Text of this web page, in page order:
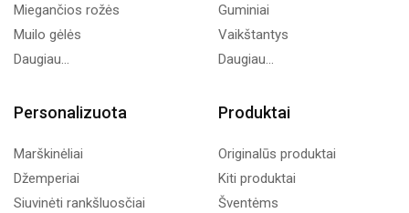
Miegančios rožės
Muilo gėlės
Daugiau...
Guminiai
Vaikštantys
Daugiau...
Personalizuota
Marškinėliai
Džemperiai
Siuvinėti rankšluosčiai
Produktai
Originalūs produktai
Kiti produktai
Šventėms